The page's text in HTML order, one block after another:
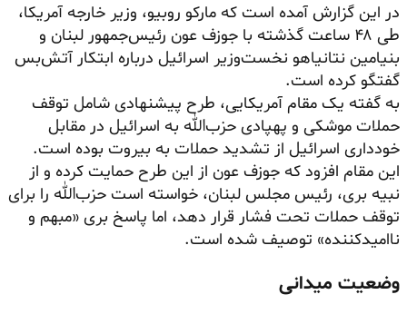
در این گزارش آمده است که مارکو روبیو، وزیر خارجه آمریکا،
طی ۴۸ ساعت گذشته با جوزف عون رئیس‌جمهور لبنان و
بنیامین نتانیاهو نخست‌وزیر اسرائیل درباره ابتکار آتش‌بس
گفتگو کرده است.
به گفته یک مقام آمریکایی، طرح پیشنهادی شامل توقف
حملات موشکی و پهپادی حزب‌الله به اسرائیل در مقابل
خودداری اسرائیل از تشدید حملات به بیروت بوده است.
این مقام افزود که جوزف عون از این طرح حمایت کرده و از
نبیه بری، رئیس مجلس لبنان، خواسته است حزب‌الله را برای
توقف حملات تحت فشار قرار دهد، اما پاسخ بری «مبهم و
ناامیدکننده» توصیف شده است.
وضعیت میدانی